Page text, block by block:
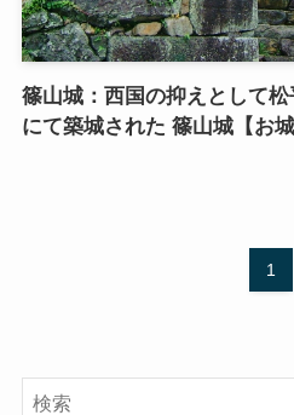
篠山城：西国の抑えとして
にて築城された 篠山城【お
1